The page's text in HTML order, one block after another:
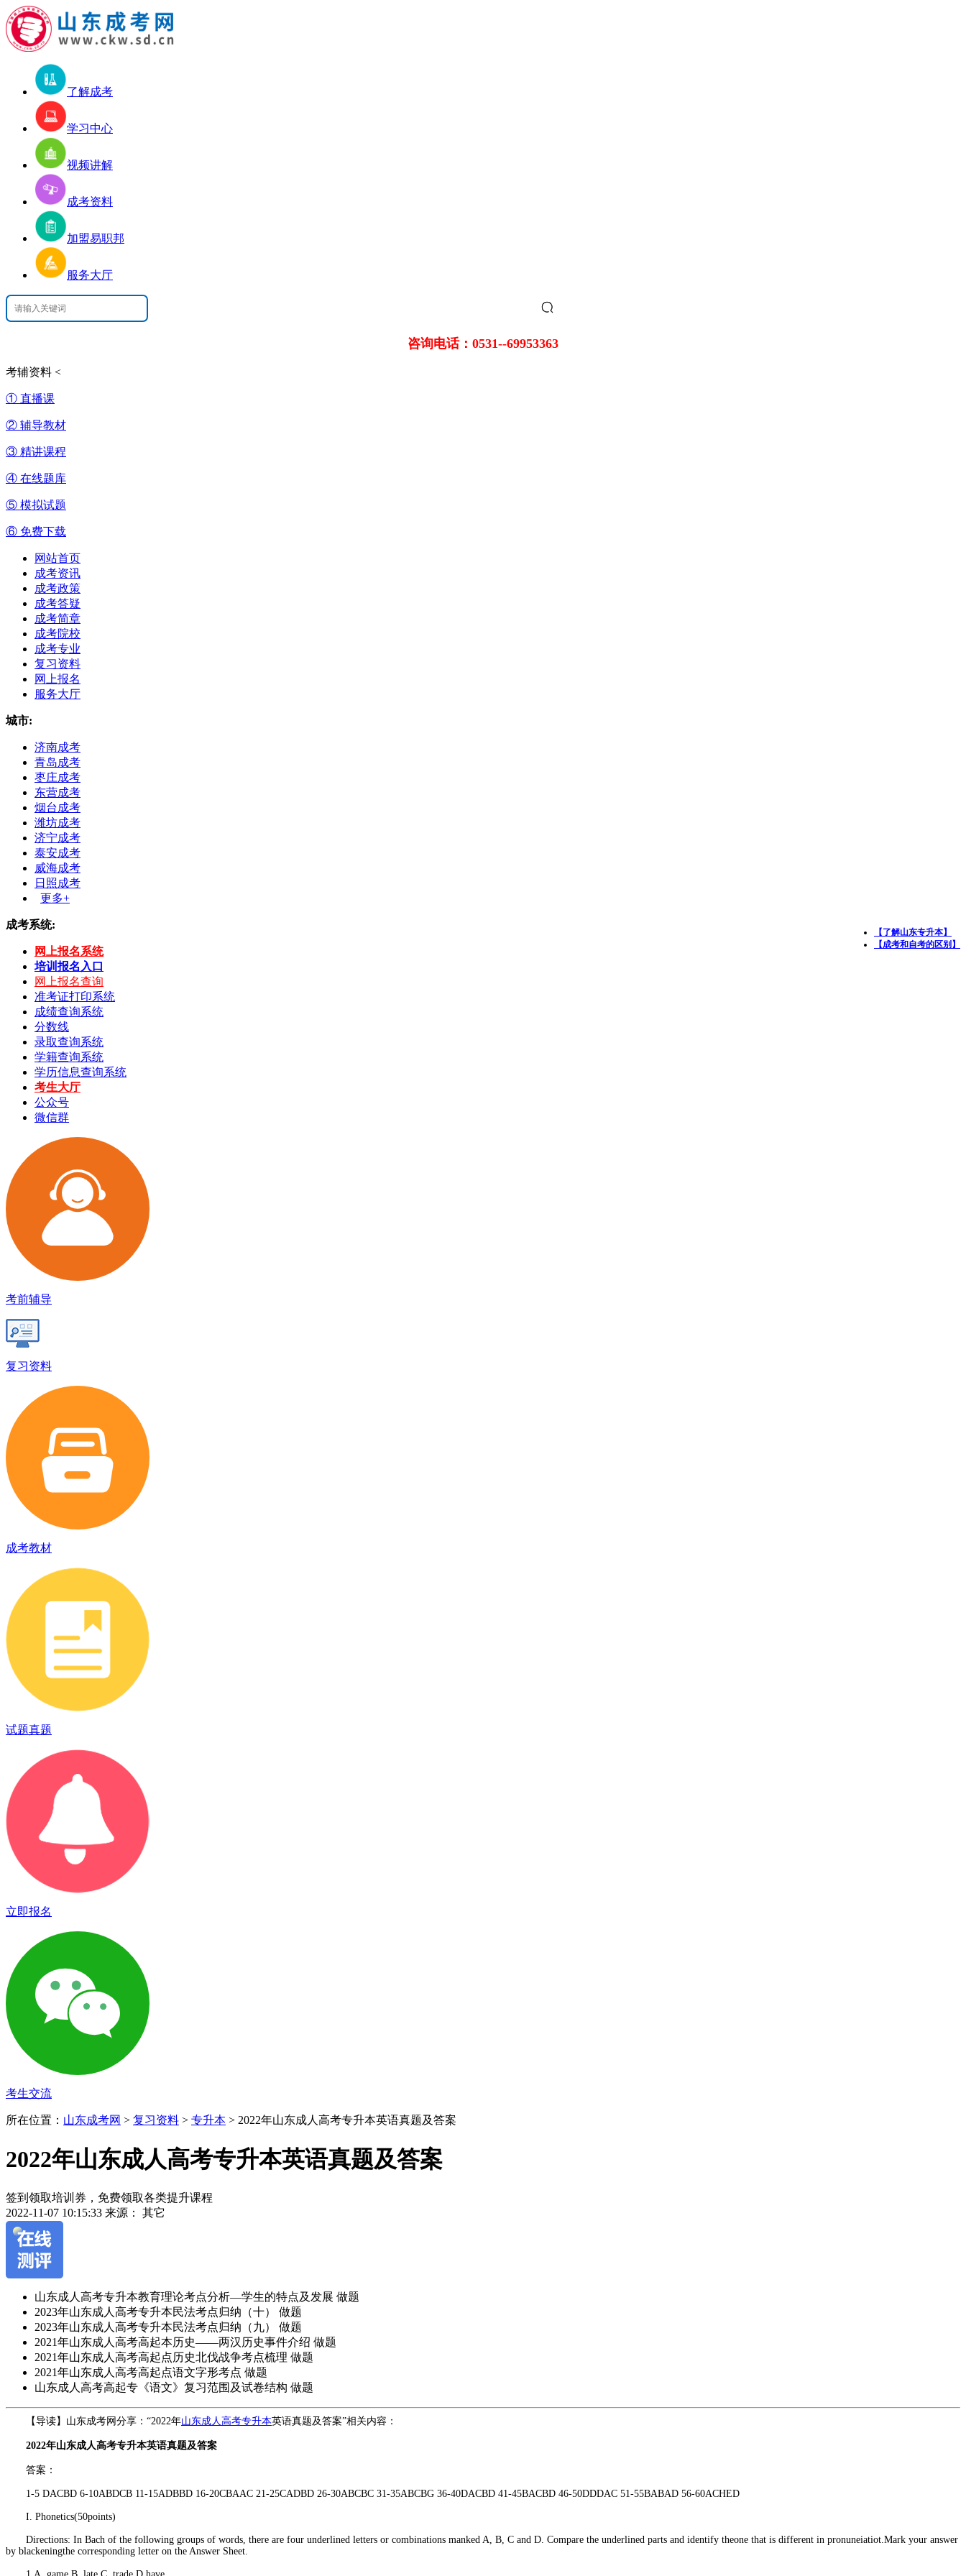
了解成考
学习中心
视频讲解
成考资料
加盟易职邦
服务大厅
咨询电话：0531--69953363
考辅资料 <
① 直播课
② 辅导教材
③ 精讲课程
④ 在线题库
⑤ 模拟试题
⑥ 免费下载
网站首页
成考资讯
成考政策
成考答疑
成考简章
成考院校
成考专业
复习资料
网上报名
服务大厅
城市:
济南成考
青岛成考
枣庄成考
东营成考
烟台成考
潍坊成考
济宁成考
泰安成考
威海成考
日照成考
更多+
【了解山东专升本】
【成考和自考的区别】
成考系统:
网上报名系统
培训报名入口
网上报名查询
准考证打印系统
成绩查询系统
分数线
录取查询系统
学籍查询系统
学历信息查询系统
考生大厅
公众号
微信群
考前辅导
复习资料
成考教材
试题真题
立即报名
考生交流
所在位置： 山东成考网 > 复习资料 > 专升本 > 2022年山东成人高考专升本英语真题及答案
2022年山东成人高考专升本英语真题及答案
签到领取培训券，免费领取各类提升课程
2022-11-07 10:15:33 来源： 其它
山东成人高考专升本教育理论考点分析—学生的特点及发展 做题
2023年山东成人高考专升本民法考点归纳（十）
做题
2023年山东成人高考专升本民法考点归纳（九）
做题
2021年山东成人高考高起本历史——两汉历史事件介绍 做题
2021年山东成人高考高起点历史北伐战争考点梳理 做题
2021年山东成人高考高起点语文字形考点 做题
山东成人高考高起专《语文》复习范围及试卷结构 做题
【导读】山东成考网分享：“2022年山东成人高考专升本英语真题及答案”相关内容：
2022年山东成人高考专升本英语真题及答案
答案：
1-5 DACBD 6-10ABDCB 11-15ADBBD 16-20CBAAC 21-25CADBD 26-30ABCBC 31-35ABCBG 36-40DACBD 41-45BACBD 46-50DDDAC 51-55BABAD 56-60ACHED
I. Phonetics(50points)
Directions: In Bach of the following groups of words, there are four underlined letters or combinations manked A, B, C and D. Compare the underlined parts and identify theone that is different in pronuneiatiot.Mark your answer
by blackeningthe corresponding letter on the Answer Sheet.